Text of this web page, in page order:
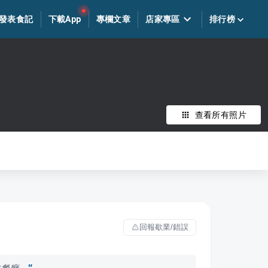
表食記 下載App 專欄文章 店家專區 排行榜
查看所有照片
回報歇業/錯誤